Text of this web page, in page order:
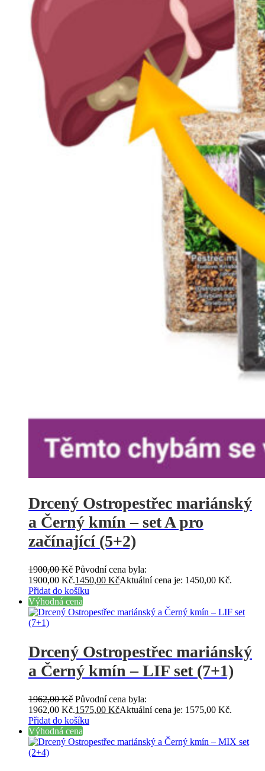
Drcený Ostropestřec mariánský
a Černý kmín – set A pro
začínající (5+2)
1900,00Kč Původní cena byla:
1900,00 Kč.1450,00 KčAktuální cena je: 1450,00 Kč.
Přidat do košíku
Výhodná cena
Drcený Ostropestřec mariánský
a Černý kmín – LIF set (7+1)
1962,00Kč Původní cena byla:
1962,00 Kč.1575,00 KčAktuální cena je: 1575,00 Kč.
Přidat do košíku
Výhodná cena